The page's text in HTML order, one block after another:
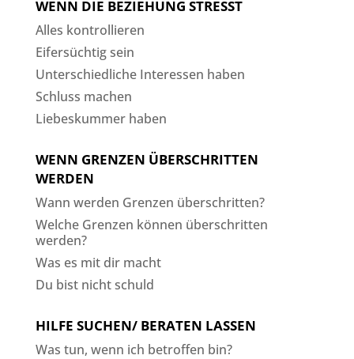
WENN DIE BEZIEHUNG STRESST
Alles kontrollieren
Eifersüchtig sein
Unterschiedliche Interessen haben
Schluss machen
Liebeskummer haben
WENN GRENZEN ÜBERSCHRITTEN
WERDEN
Wann werden Grenzen überschritten?
Welche Grenzen können überschritten
werden?
Was es mit dir macht
Du bist nicht schuld
HILFE SUCHEN/ BERATEN LASSEN
Was tun, wenn ich betroffen bin?